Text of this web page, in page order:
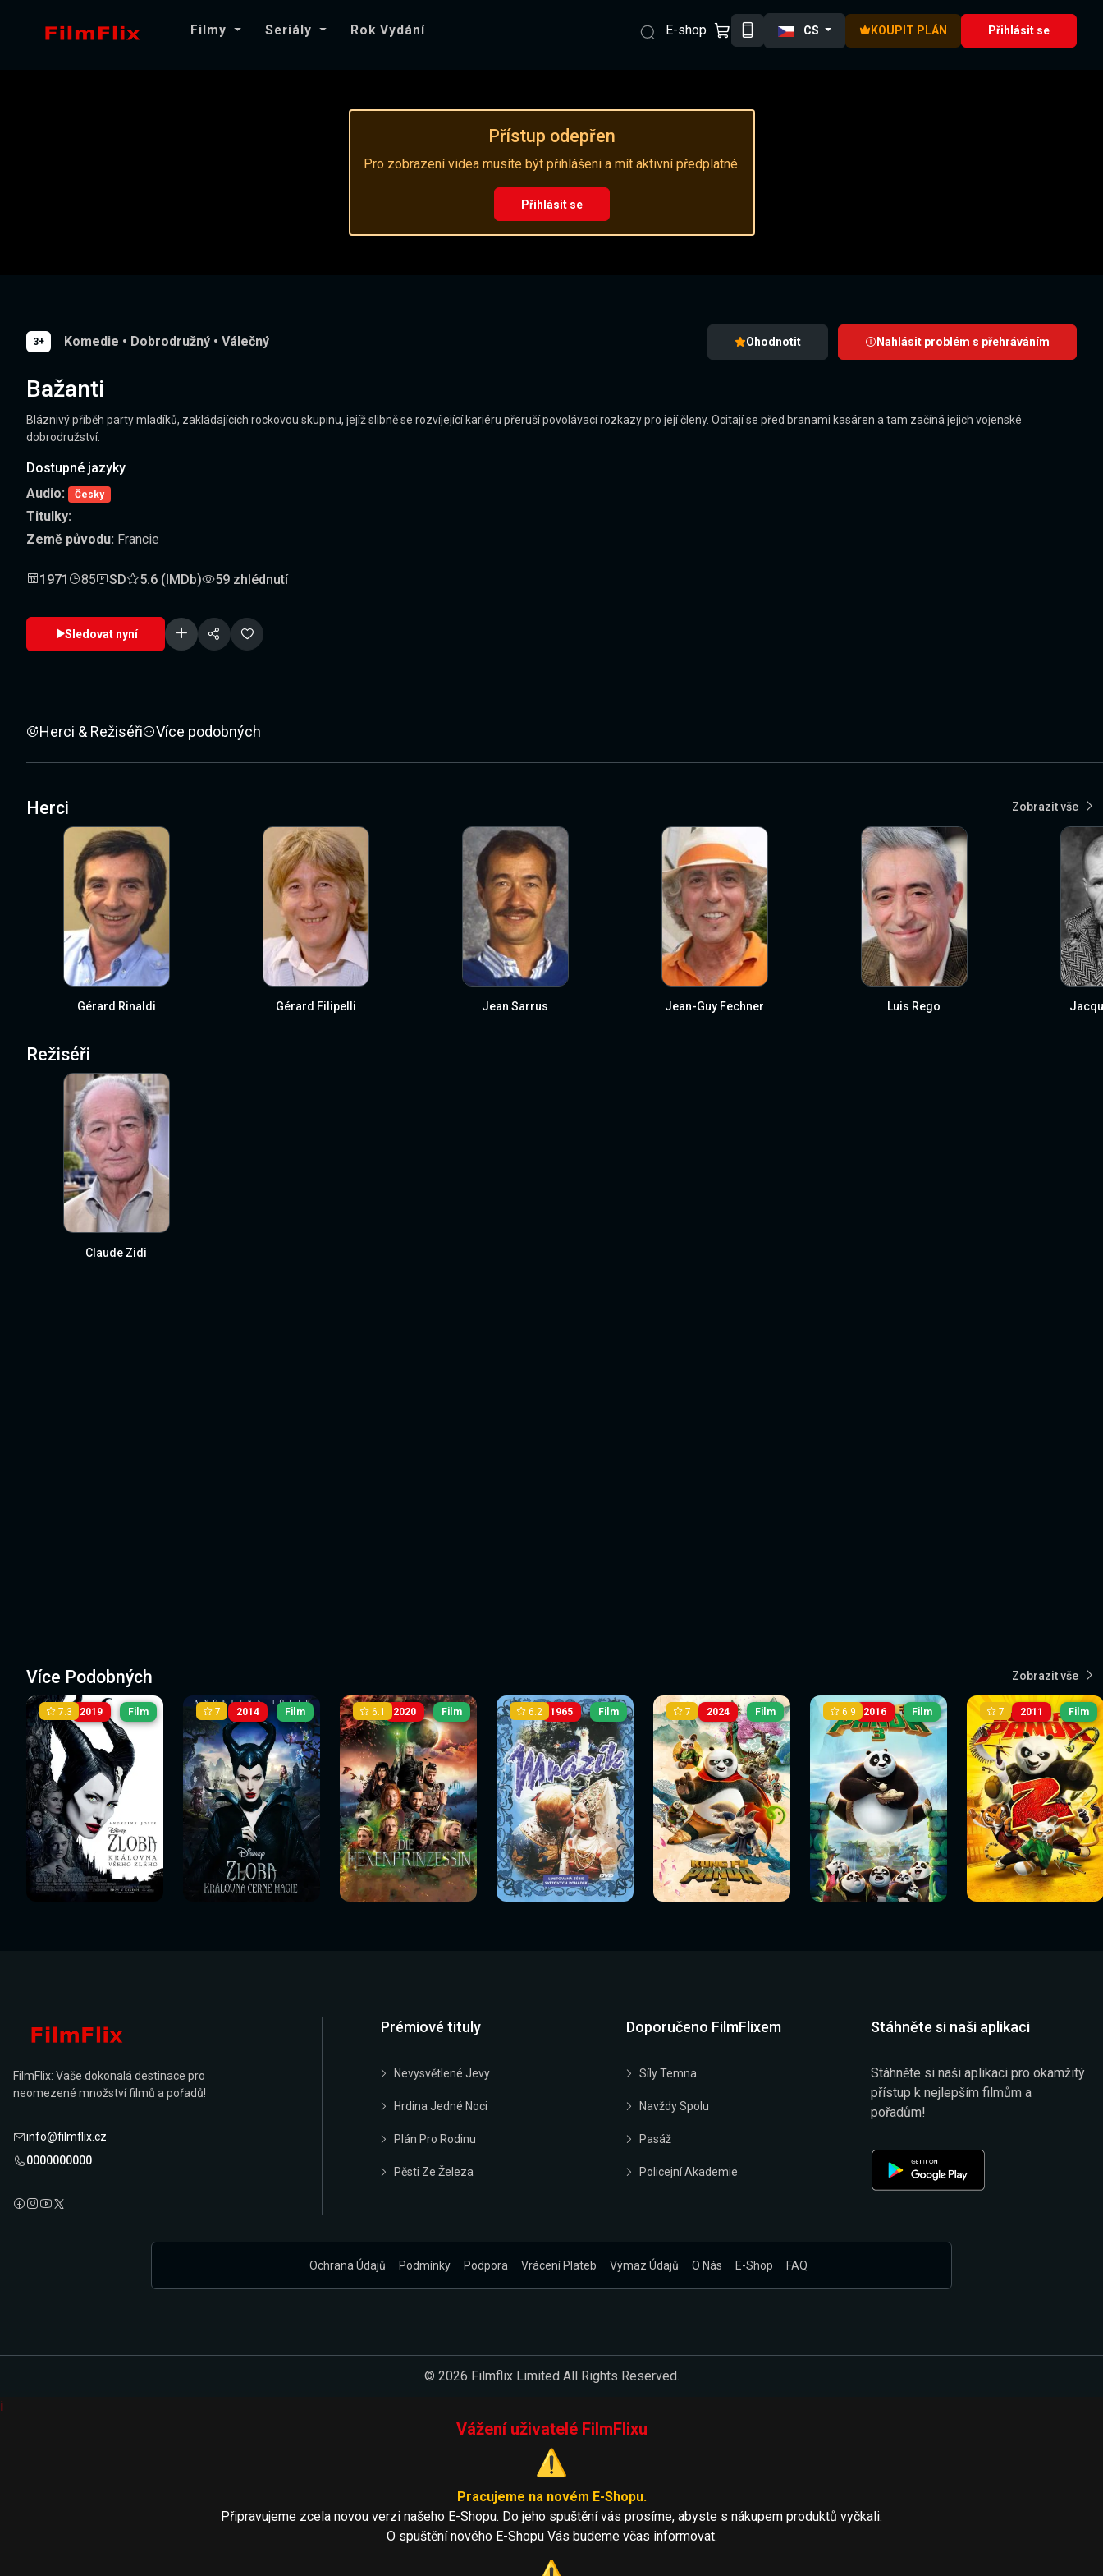
Filmy Seriály Rok Vydání E-shop CS KOUPIT PLÁN Přihlásit se
Přístup odepřen
Pro zobrazení videa musíte být přihlášeni a mít aktivní předplatné.
Přihlásit se
3+ Komedie • Dobrodružný • Válečný Ohodnotit Nahlásit problém s přehráváním
Bažanti
Bláznivý příběh party mladíků, zakládajících rockovou skupinu, jejíž slibně se rozvíjející kariéru přeruší povolávací rozkazy pro její členy. Ocitají se před branami kasáren a tam začíná jejich vojenské
dobrodružství.
Dostupné jazyky
Audio:
Česky
Titulky:
Země původu: Francie
1971 85 SD 5.6 (IMDb) 59 zhlédnutí
Sledovat nyní
Herci & Režiséři Více podobných
Herci Zobrazit vše
Gérard Rinaldi Gérard Filipelli Jean Sarrus Jean-Guy Fechner Luis Rego
Režiséři
Claude Zidi
Více Podobných Zobrazit vše
2019
Sledovat
nyní
7.3 Film
Sledovat nyní
2014
Sledovat
nyní
7 Film
Sledovat nyní
2020
Sledovat
nyní
6.1 Film
Sledovat nyní
1965
Sledovat
nyní
6.2 Film
Sledovat nyní
2024
Sledovat
nyní
7 Film
Sledovat nyní
2016
Sledovat
nyní
6.9 Film
Sledovat nyní
2011
Sledovat
nyní
7 Film
Sledovat nyní
FilmFlix: Vaše dokonalá destinace pro
neomezené množství filmů a pořadů!
info@filmflix.cz
0000000000
Prémiové tituly
Nevysvětlené Jevy
Hrdina Jedné Noci
Plán Pro Rodinu
Pěsti Ze Železa
Doporučeno FilmFlixem
Síly Temna
Navždy Spolu
Pasáž
Policejní Akademie
Stáhněte si naši aplikaci
Stáhněte si naši aplikaci pro okamžitý
přístup k nejlepším filmům a
pořadům!
Ochrana Údajů Podmínky Podpora Vrácení Plateb Výmaz Údajů O Nás E-Shop FAQ
© 2026 Filmflix Limited All Rights Reserved.
i
Vážení uživatelé FilmFlixu
⚠️
Pracujeme na novém E-Shopu.
Připravujeme zcela novou verzi našeho E-Shopu. Do jeho spuštění vás prosíme, abyste s nákupem produktů vyčkali.
O spuštění nového E-Shopu Vás budeme včas informovat.